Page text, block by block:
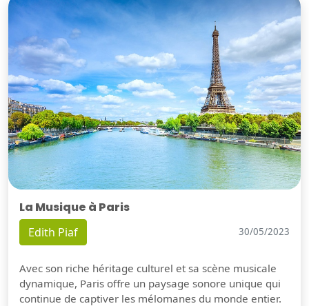
La Musique à Paris
Edith Piaf 30/05/2023
Avec son riche héritage culturel et sa scène musicale
dynamique, Paris offre un paysage sonore unique qui
continue de captiver les mélomanes du monde entier.